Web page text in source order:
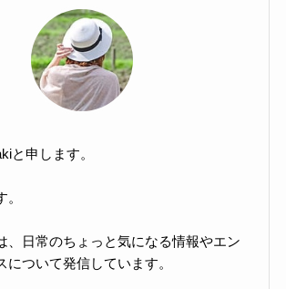
と申します。
、日常のちょっと気になる情報やエン
について発信しています。